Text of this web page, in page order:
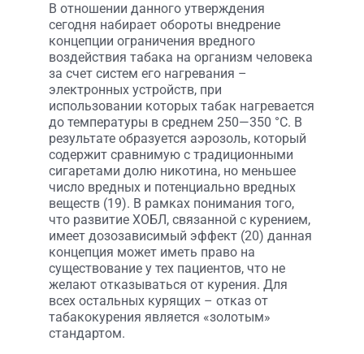
В отношении данного утверждения
сегодня набирает обороты внедрение
концепции ограничения вредного
воздействия табака на организм человека
за счет систем его нагревания –
электронных устройств, при
использовании которых табак нагревается
до температуры в среднем 250—350 °C. В
результате образуется аэрозоль, который
содержит сравнимую с традиционными
сигаретами долю никотина, но меньшее
число вредных и потенциально вредных
веществ (19). В рамках понимания того,
что развитие ХОБЛ, связанной с курением,
имеет дозозависимый эффект (20) данная
концепция может иметь право на
существование у тех пациентов, что не
желают отказываться от курения. Для
всех остальных курящих – отказ от
табакокурения является «золотым»
стандартом.